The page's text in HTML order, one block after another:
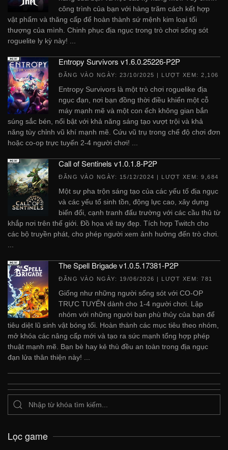
công trình của bạn với hàng trăm cách kết hợp
vật phẩm và thăng cấp để hoàn thành sứ mệnh kim loại tối
thượng của mình. Chinh phục địa ngục trong trò chơi sống sót
roguelite ly kỳ này! ...
Entropy Survivors v1.6.0.25226-P2P
ĐĂNG VÀO NGÀY: 23/10/2025 | LƯỢT XEM: 2,106
Entropy Survivors là một trò chơi roguelike địa
ngục đạn, nơi bạn đồng thời điều khiển một cỗ
máy mạnh mẽ và một con ếch không gian bắn
súng sắc bén, nổi bật với khả năng sáng tạo vượt trội và khả
năng tùy chỉnh vũ khí mạnh mẽ. Cứu vũ trụ trong chế độ chơi đơn
hoặc co-op trực tuyến 2-4 người chơi! ...
Call of Sentinels v1.0.1.8-P2P
ĐĂNG VÀO NGÀY: 15/12/2024 | LƯỢT XEM: 9,684
Một sự pha trộn sáng tạo của các yếu tố địa ngục
và các yếu tố sinh tồn, động lực cao, xây dựng
biến đổi, cạnh tranh đấu trường với các cầu thủ từ
khắp nơi trên thế giới. Đồ họa vẽ tay đẹp. Tích hợp Twitch cho
các bộ truyền phát, cho phép người xem ảnh hưởng đến trò chơi.
The Spell Brigade v1.0.5.17381-P2P
ĐĂNG VÀO NGÀY: 19/06/2026 | LƯỢT XEM: 781
Giống như những người sống sót với CO-OP
TRỰC TUYẾN dành cho 1-4 người chơi. Lập
nhóm với những người bạn phù thủy của bạn để
tiêu diệt lũ sinh vật bóng tối. Hoàn thành các mục tiêu theo nhóm,
mở khóa các nâng cấp mới và tạo ra sức mạnh tổng hợp phép
thuật mạnh mẽ. Bạn bè hay kẻ thù đều an toàn trong địa ngục
đạn lửa thân thiện này! ...
Lọc game